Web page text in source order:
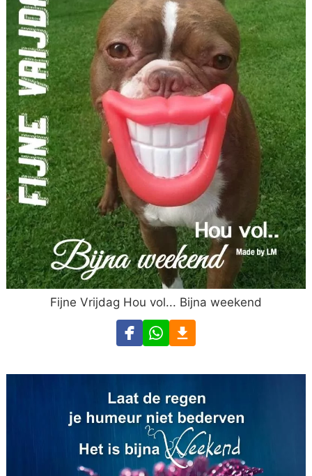
Fijne Vrijdag Hou vol... Bijna weekend